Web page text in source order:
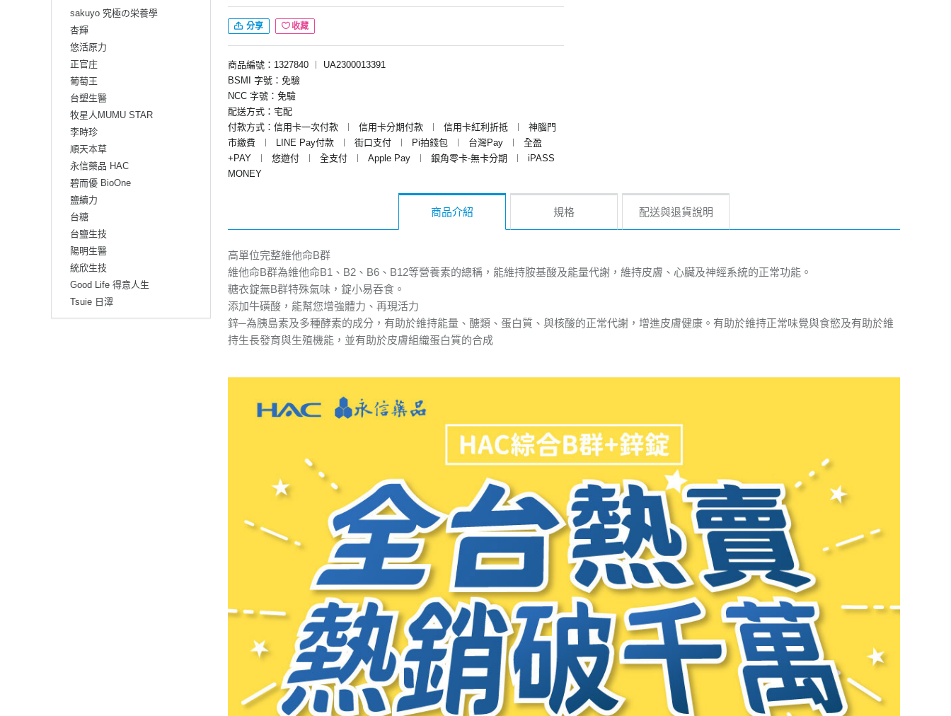
sakuyo 究極の栄養學
杏輝
悠活原力
正官庄
葡萄王
台塑生醫
牧星人MUMU STAR
李時珍
順天本草
永信藥品 HAC
碧而優 BioOne
鹽續力
台糖
台鹽生技
陽明生醫
統欣生技
Good Life 得意人生
Tsuie 日濢
分享 收藏
商品編號：1327840 ︱
UA2300013391
BSMI 字號：免驗
NCC 字號：免驗
配送方式：宅配
付款方式：信用卡一次付款
︱ 信用卡分期付款 ︱ 信用卡紅利折抵 ︱
神腦門
市繳費
︱ LINE Pay付款 ︱ 街口支付 ︱ Pi拍錢包 ︱ 台灣Pay ︱
全盈
+PAY
︱ 悠遊付 ︱ 全支付 ︱ Apple Pay ︱ 銀角零卡-無卡分期 ︱
iPASS
MONEY
商品介紹 規格 配送與退貨說明
高單位完整維他命B群
維他命B群為維他命B1、B2、B6、B12等營養素的總稱，能維持胺基酸及能量代謝，維持皮膚、心臟及神經系統的正常功能。
糖衣錠無B群特殊氣味，錠小易吞食。
添加牛磺酸，能幫您增強體力、再現活力
鋅─為胰島素及多種酵素的成分，有助於維持能量、醣類、蛋白質、與核酸的正常代謝，增進皮膚健康。有助於維持正常味覺與食慾及有助於維
持生長發育與生殖機能，並有助於皮膚組織蛋白質的合成